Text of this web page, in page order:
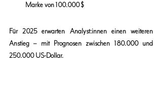
Marke von 100.000 $
Für 2025 erwarten Analyst:innen einen weiteren
Anstieg – mit Prognosen zwischen 180.000 und
250.000 US-Dollar.